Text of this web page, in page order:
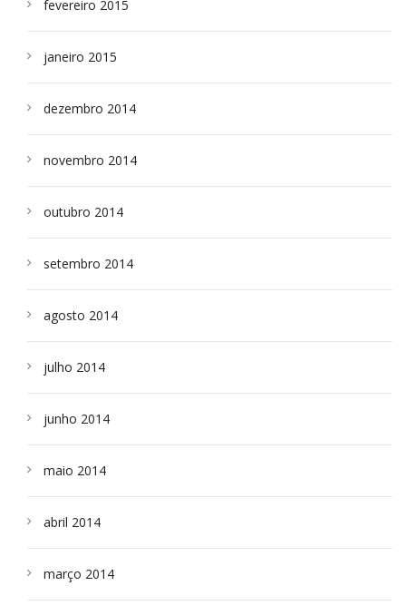
fevereiro 2015
janeiro 2015
dezembro 2014
novembro 2014
outubro 2014
setembro 2014
agosto 2014
julho 2014
junho 2014
maio 2014
abril 2014
março 2014